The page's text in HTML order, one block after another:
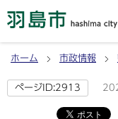
ホーム 市政情報
ページID:2913